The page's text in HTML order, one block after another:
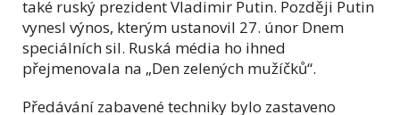
také ruský prezident Vladimir Putin. Později Putin
vynesl výnos, kterým ustanovil 27. únor Dnem
speciálních sil. Ruská média ho ihned
přejmenovala na „Den zelených mužíčků“.
Předávání zabavené techniky bylo zastaveno